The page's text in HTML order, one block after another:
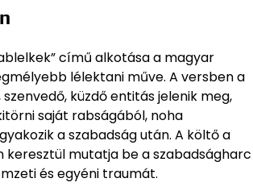
című alkotása a magyar
lélektani műve. A versben a
küzdő entitás jelenik meg,
saját rabságából, noha
a szabadság után. A költő a
keresztül mutatja be a szabadságharc
és egyéni traumát.